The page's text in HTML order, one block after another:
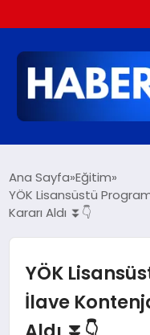
SIYASET
DÜNYA
EKONOMI
Ana Sayfa Eğitim
YÖK Lisansüstü
Kararı Aldı ⏬👇
YÖK
İlave